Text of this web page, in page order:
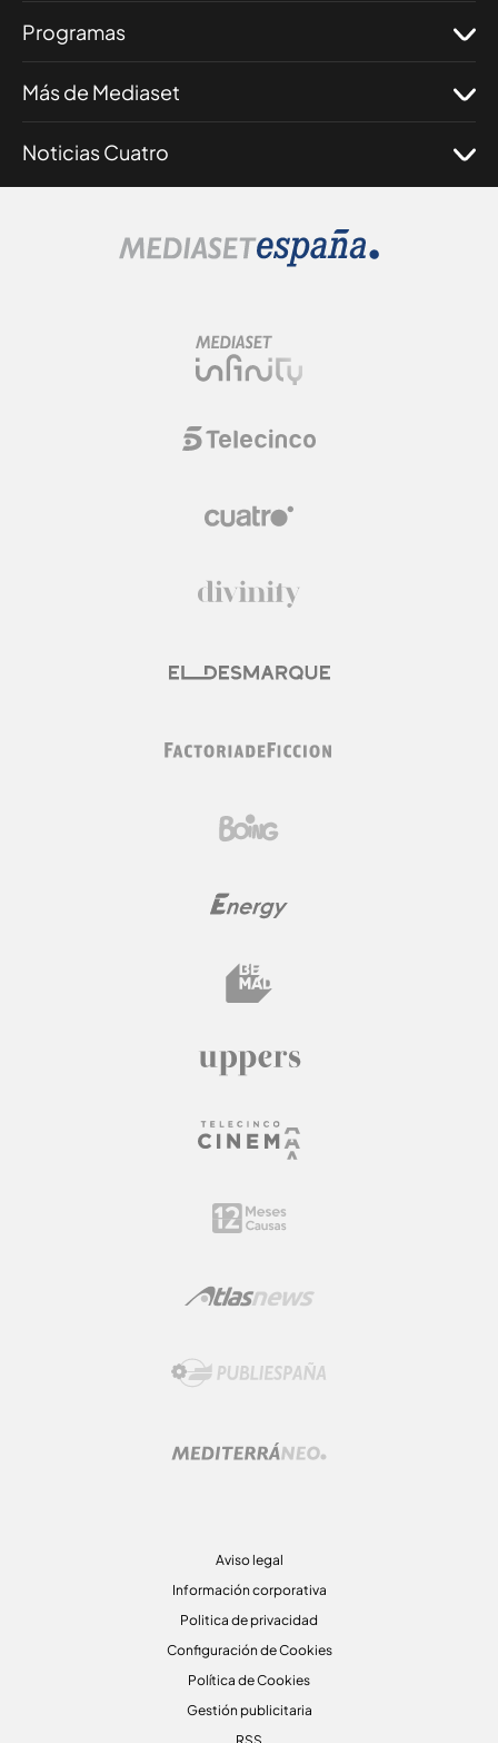
Programas
Más de Mediaset
Noticias Cuatro
Aviso legal
Información corporativa
Politica de privacidad
Configuración de Cookies
Política de Cookies
Gestión publicitaria